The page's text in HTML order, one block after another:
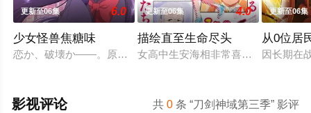
更新至06集 6.0
少女怪兽焦糖味
恋か、破壊か――。原因不明の病に悩まされている女子高生・
更新至06集 4.0
描绘直至生命尽头
女高中生安海相非常喜欢看漫画，尤
更新至06集
从0位居
因长期在
共0 条 “刀剑神域第三季” 影评
影视评论